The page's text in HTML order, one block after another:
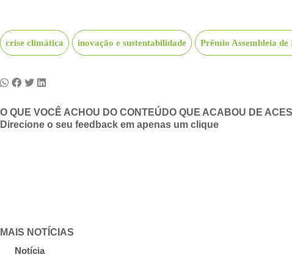
crise climática inovação e sustentabilidade Prêmio Assembleia
O QUE VOCÊ ACHOU DO CONTEÚDO QUE ACABOU DE
Direcione o seu feedback em apenas um clique
MAIS NOTÍCIAS
Notícia